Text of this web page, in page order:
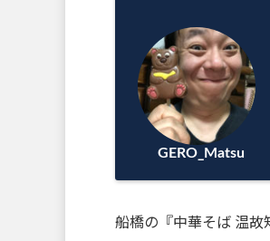
GERO_Matsu
船橋の『中華そば 温故